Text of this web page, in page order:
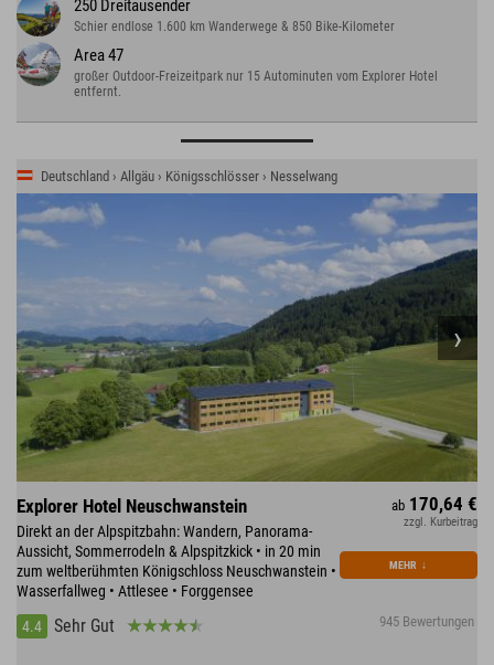
250 Dreitausender
Schier endlose 1.600 km Wanderwege & 850 Bike-Kilometer
Area 47
großer Outdoor-Freizeitpark nur 15 Autominuten vom Explorer Hotel
entfernt.
Deutschland › Allgäu › Königsschlösser › Nesselwang
Explorer Hotel Neuschwanstein
Direkt an der Alpspitzbahn: Wandern, Panorama-
Aussicht, Sommerrodeln & Alpspitzkick • in 20 min
zum weltberühmten Königschloss Neuschwanstein •
Wasserfallweg • Attlesee • Forggensee
4.4
Sehr Gut 945 Bewertungen
ab 170,64 €
zzgl. Kurbeitrag
MEHR ↓